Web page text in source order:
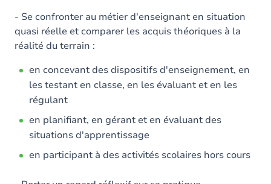
- Se confronter au métier d'enseignant en situation
quasi réelle et comparer les acquis théoriques à la
réalité du terrain :
en concevant des dispositifs d'enseignement, en
les testant en classe, en les évaluant et en les
régulant
en planifiant, en gérant et en évaluant des
situations d'apprentissage
en participant à des activités scolaires hors cours